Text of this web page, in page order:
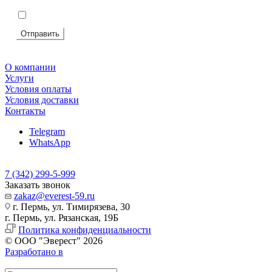
Отправить
О компании
Услуги
Условия оплаты
Условия доставки
Контакты
Telegram
WhatsApp
7 (342) 299-5-999
Заказать звонок
zakaz@everest-59.ru
г. Пермь, ул. Тимирязева, 30
г. Пермь, ул. Рязанская, 19Б
Политика конфиденциальности
© ООО "Эверест" 2026
Разработано в